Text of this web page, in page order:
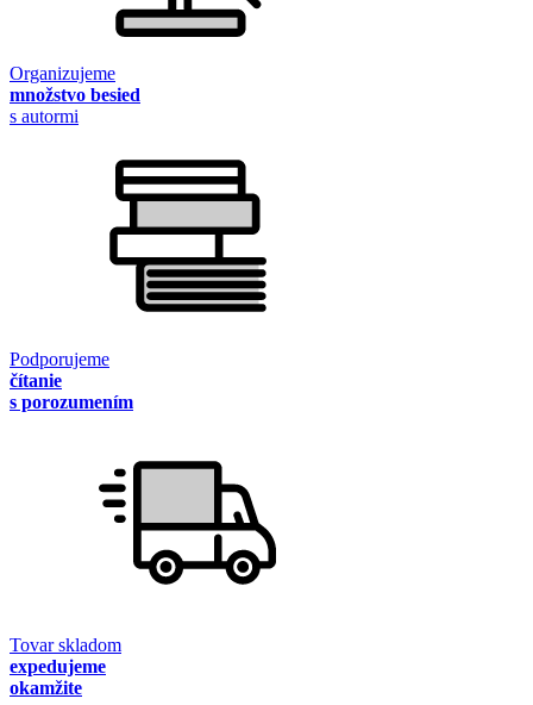
Organizujeme
množstvo besied
s autormi
Podporujeme
čítanie
s porozumením
Tovar skladom
expedujeme
okamžite